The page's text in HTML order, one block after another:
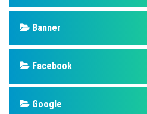
Banner
Facebook
Google